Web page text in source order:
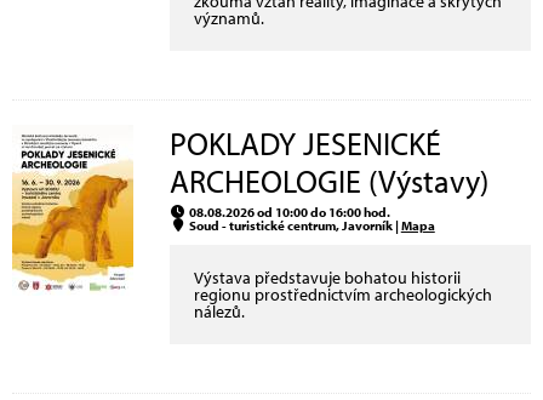
významů.
POKLADY JESENICKÉ
ARCHEOLOGIE (Výstavy)
08.08.2026 od 10:00 do 16:00 hod.
Soud - turistické centrum, Javorník |Mapa
Výstava představuje bohatou historii
regionu prostřednictvím archeologických
nálezů.